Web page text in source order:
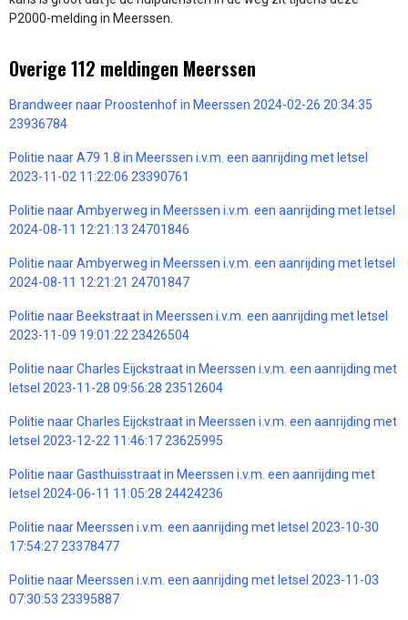
P2000-melding in Meerssen.
Overige 112 meldingen Meerssen
Brandweer naar Proostenhof in Meerssen 2024-02-26 20:34:35
23936784
Politie naar A79 1.8 in Meerssen i.v.m. een aanrijding met letsel
2023-11-02 11:22:06 23390761
Politie naar Ambyerweg in Meerssen i.v.m. een aanrijding met letsel
2024-08-11 12:21:13 24701846
Politie naar Ambyerweg in Meerssen i.v.m. een aanrijding met letsel
2024-08-11 12:21:21 24701847
Politie naar Beekstraat in Meerssen i.v.m. een aanrijding met letsel
2023-11-09 19:01:22 23426504
Politie naar Charles Eijckstraat in Meerssen i.v.m. een aanrijding met
letsel 2023-11-28 09:56:28 23512604
Politie naar Charles Eijckstraat in Meerssen i.v.m. een aanrijding met
letsel 2023-12-22 11:46:17 23625995
Politie naar Gasthuisstraat in Meerssen i.v.m. een aanrijding met
letsel 2024-06-11 11:05:28 24424236
Politie naar Meerssen i.v.m. een aanrijding met letsel 2023-10-30
17:54:27 23378477
Politie naar Meerssen i.v.m. een aanrijding met letsel 2023-11-03
07:30:53 23395887